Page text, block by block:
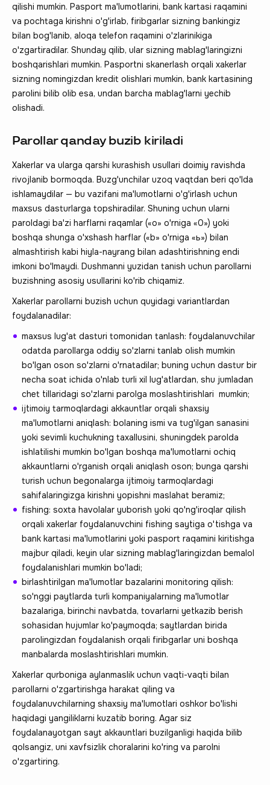
qilishi mumkin. Pasport ma'lumotlarini, bank kartasi raqamini
va pochtaga kirishni o'g'irlab, firibgarlar sizning bankingiz
bilan bog'lanib, aloqa telefon raqamini o'zlarinikiga
o'zgartiradilar. Shunday qilib, ular sizning mablag'laringizni
boshqarishlari mumkin. Pasportni skanerlash orqali xakerlar
sizning nomingizdan kredit olishlari mumkin, bank kartasining
parolini bilib olib esa, undan barcha mablag'larni yechib
olishadi.
Parollar qanday buzib kiriladi
Xakerlar va ularga qarshi kurashish usullari doimiy ravishda
rivojlanib bormoqda. Buzg'unchilar uzoq vaqtdan beri qo'lda
ishlamaydilar — bu vazifani ma'lumotlarni o'g'irlash uchun
maxsus dasturlarga topshiradilar. Shuning uchun ularni
paroldagi ba'zi harflarni raqamlar («o» o'rniga «0») yoki
boshqa shunga o'xshash harflar («b» o'rniga «ь») bilan
almashtirish kabi hiyla-nayrang bilan adashtirishning endi
imkoni bo'lmaydi. Dushmanni yuzidan tanish uchun parollarni
buzishning asosiy usullarini ko'rib chiqamiz.
Xakerlar parollarni buzish uchun quyidagi variantlardan
foydalanadilar:
maxsus lug'at dasturi tomonidan tanlash: foydalanuvchilar
odatda parollarga oddiy so'zlarni tanlab olish mumkin
bo'lgan oson so'zlarni o'rnatadilar; buning uchun dastur bir
necha soat ichida o'nlab turli xil lug'atlardan, shu jumladan
chet tillaridagi so'zlarni parolga moslashtirishlari mumkin;
ijtimoiy tarmoqlardagi akkauntlar orqali shaxsiy
ma'lumotlarni aniqlash: bolaning ismi va tug'ilgan sanasini
yoki sevimli kuchukning taxallusini, shuningdek parolda
ishlatilishi mumkin bo'lgan boshqa ma'lumotlarni ochiq
akkauntlarni o'rganish orqali aniqlash oson; bunga qarshi
turish uchun begonalarga ijtimoiy tarmoqlardagi
sahifalaringizga kirishni yopishni maslahat beramiz;
fishing: soxta havolalar yuborish yoki qo'ng'iroqlar qilish
orqali xakerlar foydalanuvchini fishing saytiga o'tishga va
bank kartasi ma'lumotlarini yoki pasport raqamini kiritishga
majbur qiladi, keyin ular sizning mablag'laringizdan bemalol
foydalanishlari mumkin bo'ladi;
birlashtirilgan ma'lumotlar bazalarini monitoring qilish:
so'nggi paytlarda turli kompaniyalarning ma'lumotlar
bazalariga, birinchi navbatda, tovarlarni yetkazib berish
sohasidan hujumlar ko'paymoqda; saytlardan birida
parolingizdan foydalanish orqali firibgarlar uni boshqa
manbalarda moslashtirishlari mumkin.
Xakerlar qurboniga aylanmaslik uchun vaqti-vaqti bilan
parollarni o'zgartirishga harakat qiling va
foydalanuvchilarning shaxsiy ma'lumotlari oshkor bo'lishi
haqidagi yangiliklarni kuzatib boring. Agar siz
foydalanayotgan sayt akkauntlari buzilganligi haqida bilib
qolsangiz, uni xavfsizlik choralarini ko'ring va parolni
o'zgartiring.